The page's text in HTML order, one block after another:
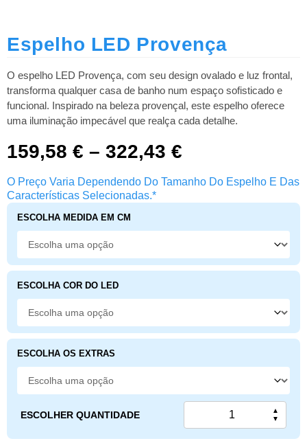
Espelho LED Provença
O espelho LED Provença, com seu design ovalado e luz frontal,
transforma qualquer casa de banho num espaço sofisticado e
funcional. Inspirado na beleza provençal, este espelho oferece
uma iluminação impecável que realça cada detalhe.
159,58 € – 322,43 €
O Preço Varia Dependendo Do Tamanho Do Espelho E Das
Características Selecionadas.*
ESCOLHA MEDIDA EM CM
ESCOLHA COR DO LED
ESCOLHA OS EXTRAS
ESCOLHER QUANTIDADE
▲
▼